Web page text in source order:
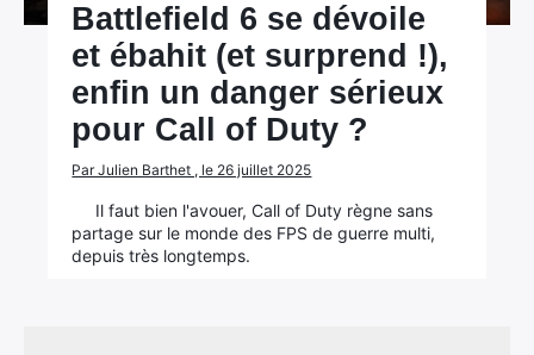
Battlefield 6 se dévoile
et ébahit (et surprend !),
enfin un danger sérieux
pour Call of Duty ?
Par Julien Barthet , le 26 juillet 2025
Il faut bien l'avouer, Call of Duty règne sans
partage sur le monde des FPS de guerre multi,
depuis très longtemps.